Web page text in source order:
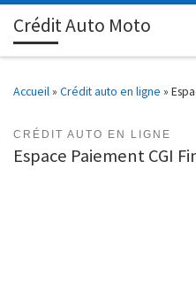
Passer au contenu
Crédit Auto Moto
Accueil» Crédit auto en ligne »
CRÉDIT AUTO EN LIGNE
Espace Paiement CGI